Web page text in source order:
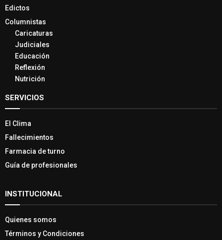
Edictos
Columnistas
Caricaturas
Judiciales
Educación
Reflexión
Nutrición
SERVICIOS
El Clima
Fallecimientos
Farmacia de turno
Guía de profesionales
INSTITUCIONAL
Quienes somos
Términos y Condiciones